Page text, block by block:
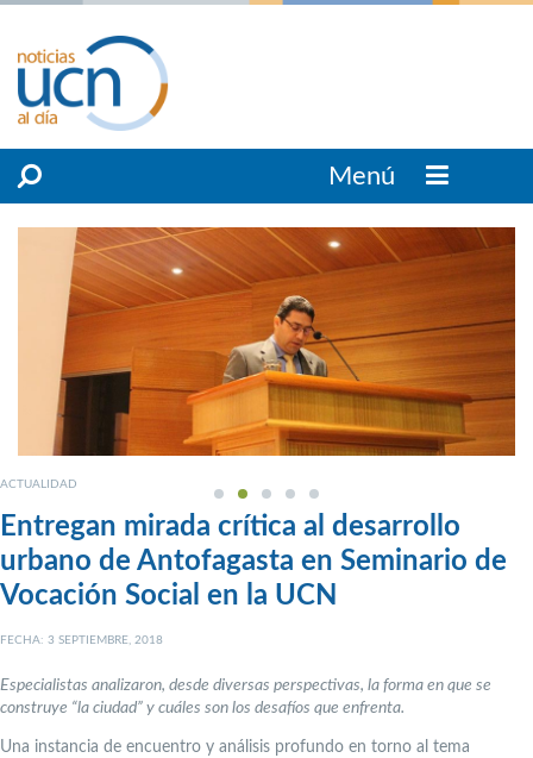
Menú
ACTUALIDAD
Entregan mirada crítica al desarrollo
urbano de Antofagasta en Seminario de
Vocación Social en la UCN
FECHA: 3 SEPTIEMBRE, 2018
Especialistas analizaron, desde diversas perspectivas, la forma en que se
construye “la ciudad” y cuáles son los desafíos que enfrenta.
Una instancia de encuentro y análisis profundo en torno al tema